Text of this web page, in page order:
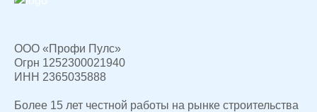
ООО «Профи Пулс»
Огрн 1252300021940
ИНН 2365035888
Более 15 лет честной работы на рынке строительства